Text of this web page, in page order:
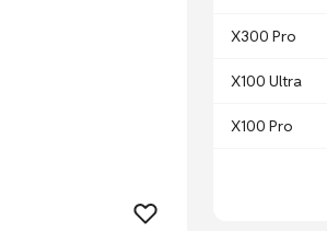
X300 Pro
X100 Ultra
X100 Pro